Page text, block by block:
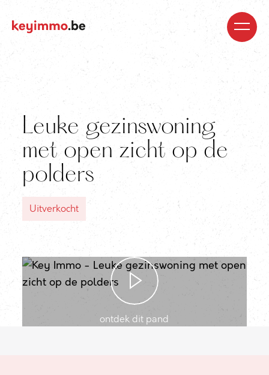
Leuke gezinswoning
met open zicht op de
polders
Uitverkocht
ontdek dit pand